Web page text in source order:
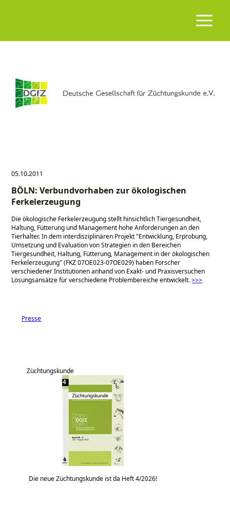
05.10.2011
BÖLN: Verbundvorhaben zur ökologischen
Ferkelerzeugung
Die ökologische Ferkelerzeugung stellt hinsichtlich Tiergesundheit,
Haltung, Fütterung und Management hohe Anforderungen an den
Tierhalter. In dem interdisziplinären Projekt Entwicklung, Erprobung,
Umsetzung und Evaluation von Strategien in den Bereichen
Tiergesundheit, Haltung, Fütterung, Management in der ökologischen
Ferkelerzeugung (FKZ 07OE023-07OE029) haben Forscher
verschiedener Institutionen anhand von Exakt- und Praxisversuchen
Lösungsansätze für verschiedene Problembereiche entwickelt.>>>
Presse
Züchtungskunde
Die neue Züchtungskunde ist da Heft 4/2026!